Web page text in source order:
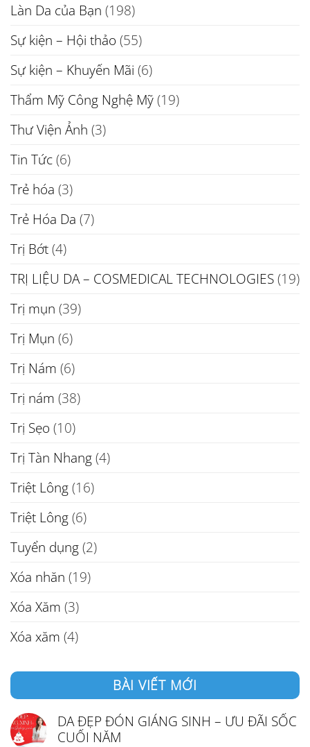
Làn Da của Bạn (198)
Sự kiện – Hội thảo (55)
Sự kiện – Khuyến Mãi (6)
Thẩm Mỹ Công Nghệ Mỹ(19)
Thư Viện Ảnh (3)
Tin Tức(6)
Trẻ hóa (3)
Trẻ Hóa Da (7)
Trị Bớt(4)
TRỊ LIỆU DA – COSMEDICAL TECHNOLOGIES(19)
Trị mụn (39)
Trị Mụn (6)
Trị Nám (6)
Trị nám (38)
Trị Sẹo (10)
Trị Tàn Nhang(4)
Triệt Lông(16)
Triệt Lông(6)
Tuyển dụng(2)
Xóa nhăn (19)
Xóa Xăm (3)
Xóa xăm (4)
BÀI VIẾT MỚI
DA ĐẸP ĐÓN GIÁNG SINH – ƯU ĐÃI SỐC
CUỐI NĂM